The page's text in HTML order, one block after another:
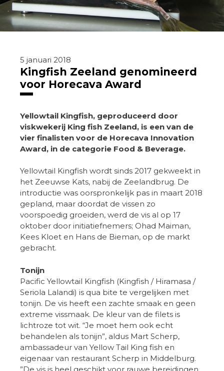
5 januari 2018
Kingfish Zeeland genomineerd
voor Horecava Award
Yellowtail Kingfish, geproduceerd door
viskwekerij King fish Zeeland, is een van de
vier finalisten voor de Horecava Innovation
Award, in de categorie Food & Beverage.
Yellowtail Kingfish wordt sinds 2017 gekweekt in
het Zeeuwse Kats, nabij de Zeelandbrug. De
introductie was oorspronkelijk pas in maart 2018
gepland, maar doordat de vissen zo
voorspoedig groeiden, werd de vis al op 17
oktober door initiatiefnemers; Ohad Maiman,
Kees Kloet en Hans de Bieman, op de markt
gebracht.
Tonijn
Pacific Yellowtail Kingfish (Kingfish / Hiramasa /
Seriola Lalandi) is qua bite te vergelijken met
tonijn. De vis heeft een zachte smaak en geen
extreme vissmaak. De kleur van de filets is
lichtroze tot wit. “Je moet hem ook echt
behandelen als tonijn”, aldus Mart Scherp,
ambassadeur van Yellow Tail King fish en
eigenaar van restaurant Scherp in Middelburg.
”De vis is heel geschikt voor rauwe bereidingen